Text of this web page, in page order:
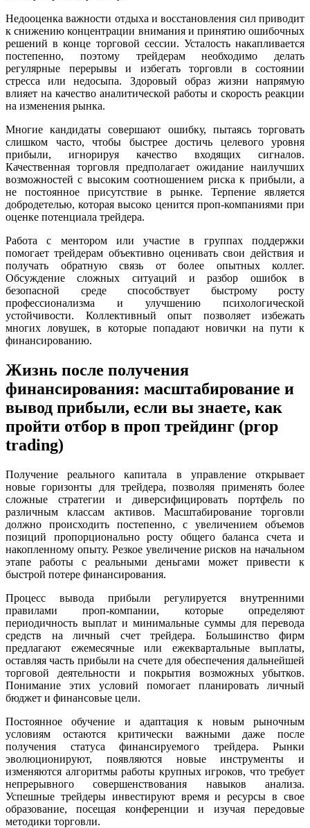
Недооценка важности отдыха и восстановления сил приводит
к снижению концентрации внимания и принятию ошибочных
решений в конце торговой сессии. Усталость накапливается
постепенно, поэтому трейдерам необходимо делать
регулярные перерывы и избегать торговли в состоянии
стресса или недосыпа. Здоровый образ жизни напрямую
влияет на качество аналитической работы и скорость реакции
на изменения рынка.
Многие кандидаты совершают ошибку, пытаясь торговать
слишком часто, чтобы быстрее достичь целевого уровня
прибыли, игнорируя качество входящих сигналов.
Качественная торговля предполагает ожидание наилучших
возможностей с высоким соотношением риска к прибыли, а
не постоянное присутствие в рынке. Терпение является
добродетелью, которая высоко ценится проп-компаниями при
оценке потенциала трейдера.
Работа с ментором или участие в группах поддержки
помогает трейдерам объективно оценивать свои действия и
получать обратную связь от более опытных коллег.
Обсуждение сложных ситуаций и разбор ошибок в
безопасной среде способствует быстрому росту
профессионализма и улучшению психологической
устойчивости. Коллективный опыт позволяет избежать
многих ловушек, в которые попадают новички на пути к
финансированию.
Жизнь после получения
финансирования: масштабирование и
вывод прибыли, если вы знаете, как
пройти отбор в проп трейдинг (prop
trading)
Получение реального капитала в управление открывает
новые горизонты для трейдера, позволяя применять более
сложные стратегии и диверсифицировать портфель по
различным классам активов. Масштабирование торговли
должно происходить постепенно, с увеличением объемов
позиций пропорционально росту общего баланса счета и
накопленному опыту. Резкое увеличение рисков на начальном
этапе работы с реальными деньгами может привести к
быстрой потере финансирования.
Процесс вывода прибыли регулируется внутренними
правилами проп-компании, которые определяют
периодичность выплат и минимальные суммы для перевода
средств на личный счет трейдера. Большинство фирм
предлагают ежемесячные или ежеквартальные выплаты,
оставляя часть прибыли на счете для обеспечения дальнейшей
торговой деятельности и покрытия возможных убытков.
Понимание этих условий помогает планировать личный
бюджет и финансовые цели.
Постоянное обучение и адаптация к новым рыночным
условиям остаются критически важными даже после
получения статуса финансируемого трейдера. Рынки
эволюционируют, появляются новые инструменты и
изменяются алгоритмы работы крупных игроков, что требует
непрерывного совершенствования навыков анализа.
Успешные трейдеры инвестируют время и ресурсы в свое
образование, посещая конференции и изучая передовые
методики торговли.